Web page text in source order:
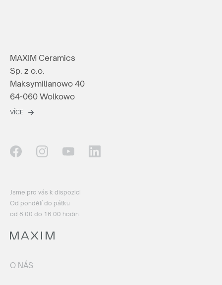
MAXIM Ceramics
Sp. z o.o.
Maksymilianowo 40
64-060 Wolkowo
VÍCE
Jsme pro vás k dispozici
Od pondělí do pátku
od 8.00 do 16.00 hodin.
O NÁS